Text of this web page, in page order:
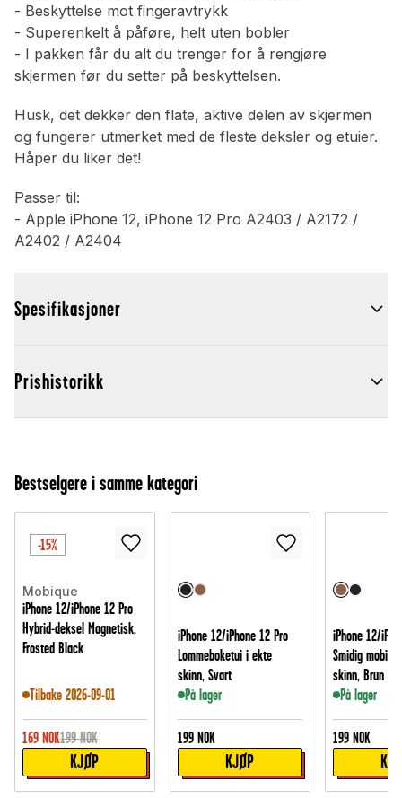
- Beskyttelse mot fingeravtrykk
- Superenkelt å påføre, helt uten bobler
- I pakken får du alt du trenger for å rengjøre
skjermen før du setter på beskyttelsen.
Husk, det dekker den flate, aktive delen av skjermen
og fungerer utmerket med de fleste deksler og etuier.
Håper du liker det!
Passer til:
- Apple iPhone 12, iPhone 12 Pro A2403 / A2172 /
A2402 / A2404
Spesifikasjoner
Prishistorikk
Bestselgere i samme kategori
-15%
Mobique
iPhone 12/iPhone 12 Pro
Hybrid-deksel Magnetisk,
Frosted Black
Tilbake 2026-09-01
169 NOK199 NOK
KJØP
iPhone 12/iPhone 12 Pro
Lommeboketui i ekte
skinn, Svart
På lager
199 NOK
KJØP
iPhone 12/
Smidig
skinn, Brun
På lager
199 NOK